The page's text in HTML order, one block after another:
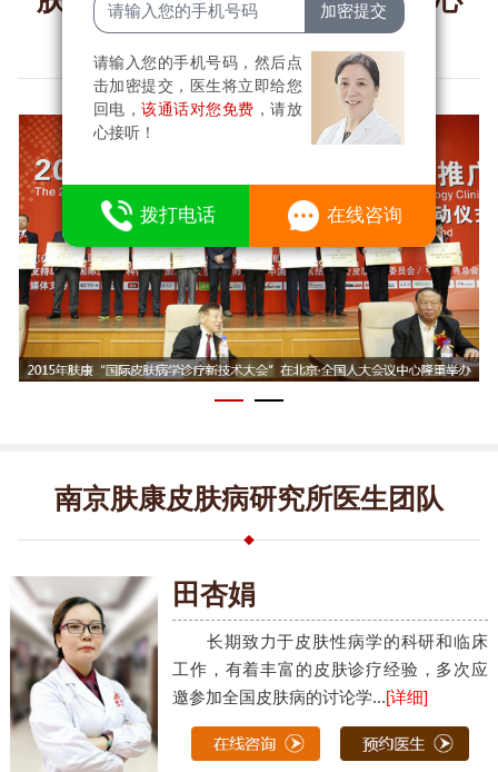
举办国际性皮肤峰会
南京肤康皮肤病研究所医生团队
田杏娟
长期致力于皮肤性病学的科研和临床
工作，有着丰富的皮肤诊疗经验，多次应
邀参加全国皮肤病的讨论学...[详细]
请输入您的手机号码，然后点
击加密提交，医生将立即给您
回电，该通话对您免费 ，请放
心接听！
拨打电话
6
在线咨询